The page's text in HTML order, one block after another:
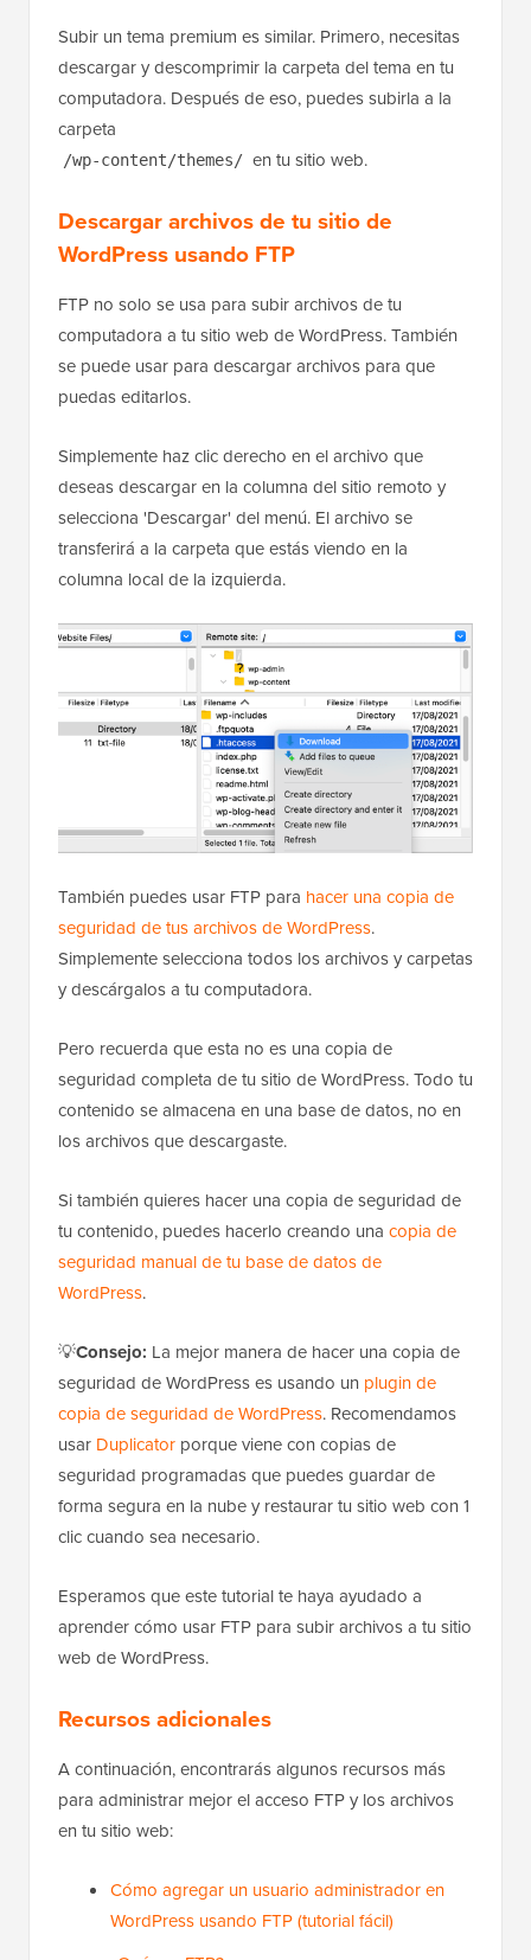
Subir un tema premium es similar. Primero, necesitas
descargar y descomprimir la carpeta del tema en tu
computadora. Después de eso, puedes subirla a la
carpeta
/wp-content/themes/ en tu sitio web.
Descargar archivos de tu sitio de
WordPress usando FTP
FTP no solo se usa para subir archivos de tu
computadora a tu sitio web de WordPress. También
se puede usar para descargar archivos para que
puedas editarlos.
Simplemente haz clic derecho en el archivo que
deseas descargar en la columna del sitio remoto y
selecciona 'Descargar' del menú. El archivo se
transferirá a la carpeta que estás viendo en la
columna local de la izquierda.
También puedes usar FTP para hacer una copia de
seguridad de tus archivos de WordPress.
Simplemente selecciona todos los archivos y carpetas
y descárgalos a tu computadora.
Pero recuerda que esta no es una copia de
seguridad completa de tu sitio de WordPress. Todo tu
contenido se almacena en una base de datos, no en
los archivos que descargaste.
Si también quieres hacer una copia de seguridad de
tu contenido, puedes hacerlo creando una copia de
seguridad manual de tu base de datos de
WordPress.
💡Consejo: La mejor manera de hacer una copia de
seguridad de WordPress es usando un plugin de
copia de seguridad de WordPress. Recomendamos
usar Duplicator porque viene con copias de
seguridad programadas que puedes guardar de
forma segura en la nube y restaurar tu sitio web con 1
clic cuando sea necesario.
Esperamos que este tutorial te haya ayudado a
aprender cómo usar FTP para subir archivos a tu sitio
web de WordPress.
Recursos adicionales
A continuación, encontrarás algunos recursos más
para administrar mejor el acceso FTP y los archivos
en tu sitio web:
Cómo agregar un usuario administrador en
WordPress usando FTP (tutorial fácil)